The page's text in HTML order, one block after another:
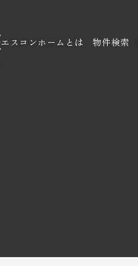
エスコンホームとは 物件検索